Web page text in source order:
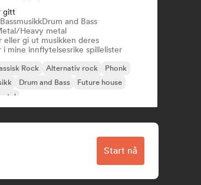
gitt
BassmusikkDrum and Bass
Heavy metal
eller gi ut musikken deres
i mine innflytelsesrike spillelister
Rock Alternativ rock
Phonk
Drum and Bass
Future house
Start nå